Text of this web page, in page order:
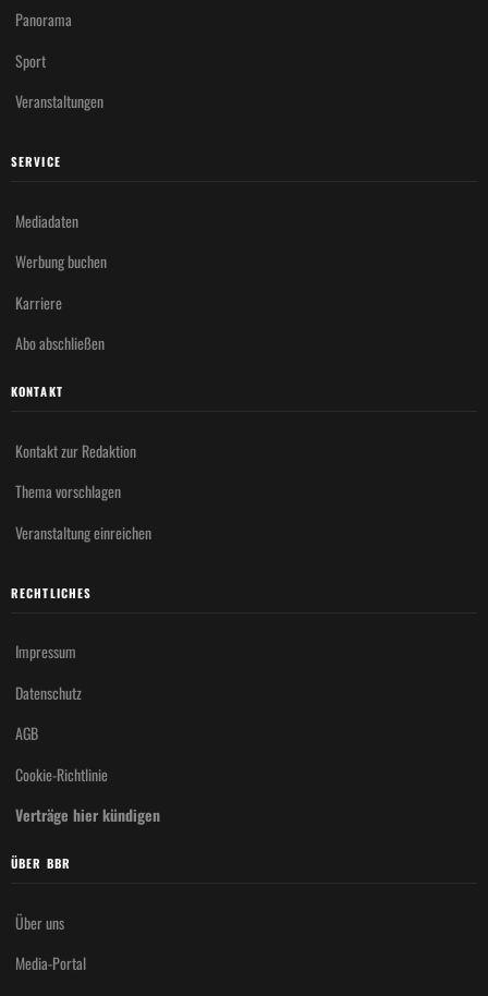
Panorama
Sport
Veranstaltungen
SERVICE
Mediadaten
Werbung buchen
Karriere
Abo abschließen
KONTAKT
Kontakt zur Redaktion
Thema vorschlagen
Veranstaltung einreichen
RECHTLICHES
Impressum
Datenschutz
AGB
Cookie-Richtlinie
Verträge hier kündigen
ÜBER BBR
Über uns
Media-Portal